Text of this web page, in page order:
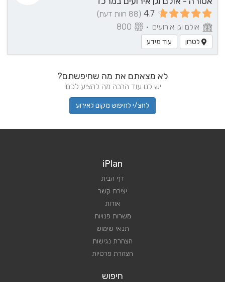
4.7 (88 חוות דעת)
אולם וגן אירועים •
לטרון עוד מידע
לא מצאתם את מה שחיפשתם?
יש לנו עוד הרבה מה להציע לכם!
לחצ/י לחיפוש מקום לאירוע
iPlan
דף הבית
יצירת קשר
אודות
משרות פנויות
תנאי שימוש
הצהרת נגישות
הצהרת פרטיות
חיפוש